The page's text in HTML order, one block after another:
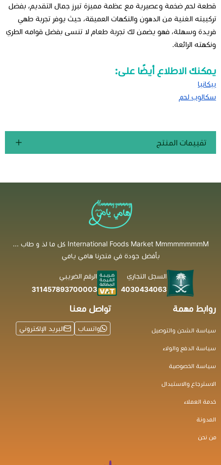
قطعة لحم ضخمة وعصيرية مع عظمة مميزة تبرز جمال التقديم، بفضل
تركيبته الغنية من الدهون والنكهات العميقة، حيث يوفر تجربة طهي
فريدة وسهلة، فهو يضمن لك تجربة طعام لا تنسى بفضل قوامه الطري
ونكهته الرائعة.
يمكنك الاطلاع أيضًا على:
بيكانيا
سكالوب لحم
تقييمات المنتج
International Foods Market MmmmmmmmM كل ما لذ و طاب ...
بأفضل جودة في متجرنا هامي يامي
السجل التجاري
4030434063
الرقم الضريبي
311457893700003
روابط مهمة
سياسة الشحن والتوصيل
سياسة الدفع والولاء
سياسة الخصوصية
الاسترجاع والاستبدال
خدمة العملاء
المدونة
من نحن
تواصل معنا
واتساب البريد الإلكتروني